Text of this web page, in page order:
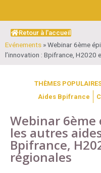
Retour à l'accueil
Evénements »Webinar 6ème
l’innovation : Bpifrance, H2020
THÈMES
Aides Bpifrance
Webinar 6ème
les autres
Bpifrance,
régionales